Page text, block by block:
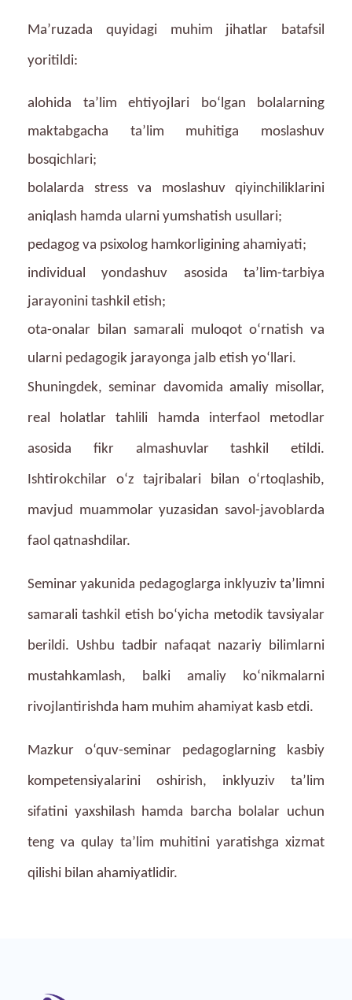
Ma’ruzada quyidagi muhim jihatlar batafsil
yoritildi:
alohida ta’lim ehtiyojlari bo‘lgan bolalarning
maktabgacha ta’lim muhitiga moslashuv
bosqichlari;
bolalarda stress va moslashuv qiyinchiliklarini
aniqlash hamda ularni yumshatish usullari;
pedagog va psixolog hamkorligining ahamiyati;
individual yondashuv asosida ta’lim-tarbiya
jarayonini tashkil etish;
ota-onalar bilan samarali muloqot o‘rnatish va
ularni pedagogik jarayonga jalb etish yo‘llari.
Shuningdek, seminar davomida amaliy misollar,
real holatlar tahlili hamda interfaol metodlar
asosida fikr almashuvlar tashkil etildi.
Ishtirokchilar o‘z tajribalari bilan o‘rtoqlashib,
mavjud muammolar yuzasidan savol-javoblarda
faol qatnashdilar.
Seminar yakunida pedagoglarga inklyuziv ta’limni
samarali tashkil etish bo‘yicha metodik tavsiyalar
berildi. Ushbu tadbir nafaqat nazariy bilimlarni
mustahkamlash, balki amaliy ko‘nikmalarni
rivojlantirishda ham muhim ahamiyat kasb etdi.
Mazkur o‘quv-seminar pedagoglarning kasbiy
kompetensiyalarini oshirish, inklyuziv ta’lim
sifatini yaxshilash hamda barcha bolalar uchun
teng va qulay ta’lim muhitini yaratishga xizmat
qilishi bilan ahamiyatlidir.